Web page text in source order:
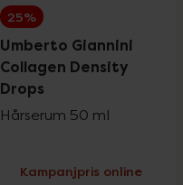
25%
Umberto Giannini
Collagen Density
Drops
Hårserum 50 ml
Kampanjpris online